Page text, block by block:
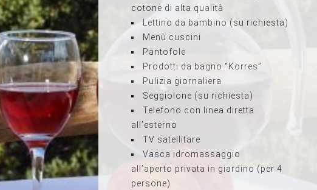
cotone di alta qualità
Lettino da bambino (su richiesta)
Menù cuscini
Pantofole
Prodotti da bagno “Korres”
Pulizia giornaliera
Seggiolone (su richiesta)
Telefono con linea diretta
all’esterno
TV satellitare
Vasca idromassaggio
all’aperto privata in giardino (per 4
persone)